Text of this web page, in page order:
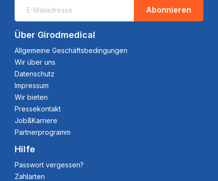
Abonnieren
Über Girodmedical
Allgemeine Geschäftsbedingungen
Wir über uns
Datenschutz
Impressum
Wir bieten
Pressekontakt
Job&Karriere
Partnerprogramm
Hilfe
Passwort vergessen?
Zahlarten